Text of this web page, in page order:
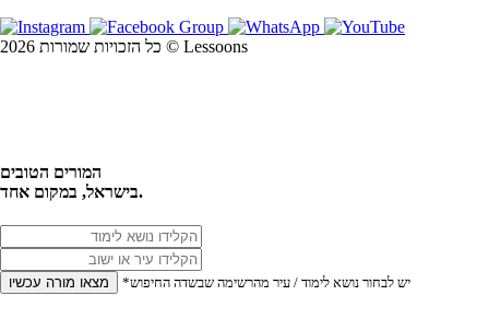
כל הזכויות שמורות 2026 © Lessoons
המורים הטובים
בישראל, במקום אחד.
מצאו מורה עכשיו *יש לבחור נושא לימוד / עיר מהרשימה שבשדה החיפוש